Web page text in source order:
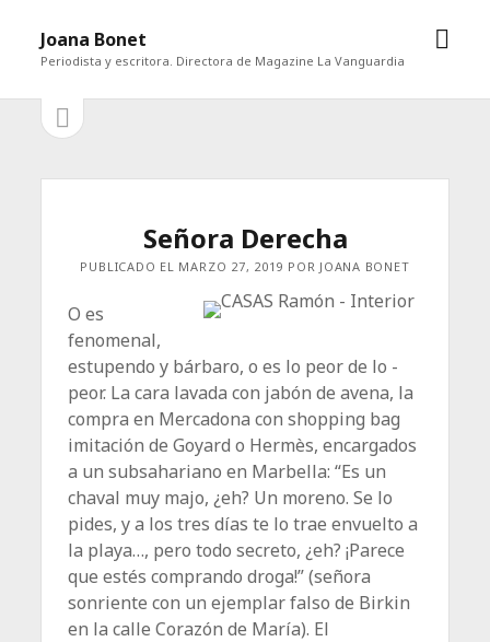
Joana Bonet
Periodista y escritora. Directora de Magazine La Vanguardia
abrir
Barraabrir
barra
Señora Derecha
PUBLICADO EL MARZO 27, 2019 POR JOANA BONET
O es
fenomenal,
estupendo y bárbaro, o es lo peor de lo ­
peor. La cara lavada con jabón de avena, la
compra en Mercadona con shopping bag
imitación de Goyard o Hermès, encargados
a un subsahariano en Marbella: “Es un
chaval muy majo, ¿eh? Un moreno. Se lo
pides, y a los tres días te lo trae envuelto a
la playa…, pero todo secreto, ¿eh? ¡Parece
que estés comprando droga!” (señora
sonriente con un ejemplar falso de Birkin
en la calle Corazón de María). El